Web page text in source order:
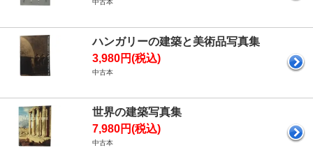
ハンガリーの建築と美術品写真集
3,980円(税込)
中古本
世界の建築写真集
7,980円(税込)
中古本